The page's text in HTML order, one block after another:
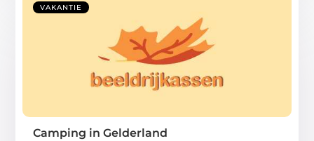
VAKANTIE
Camping in Gelderland